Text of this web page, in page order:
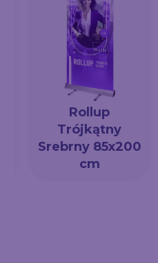
Rollup
Trójkątny
Srebrny 85x200
cm